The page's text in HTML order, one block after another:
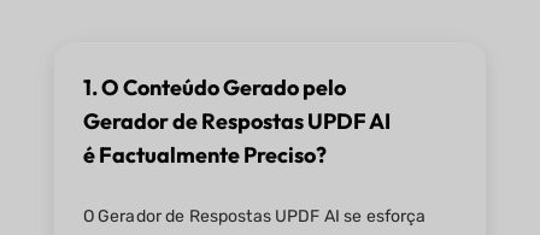
1. O Conteúdo Gerado pelo
Gerador de Respostas UPDF AI
é Factualmente Preciso?
O Gerador de Respostas UPDF AI se esforça